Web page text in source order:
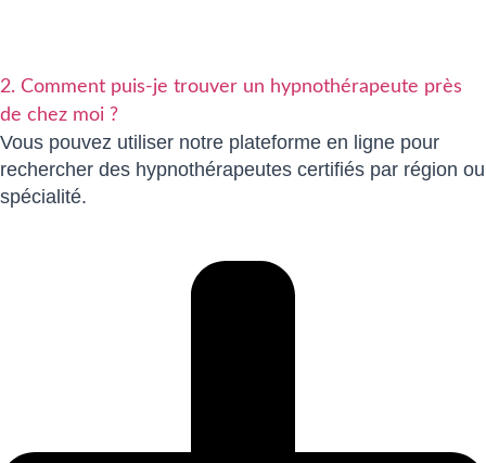
2. Comment puis-je trouver un hypnothérapeute près
de chez moi ?
Vous pouvez utiliser notre plateforme en ligne pour
rechercher des hypnothérapeutes certifiés par région ou
spécialité.